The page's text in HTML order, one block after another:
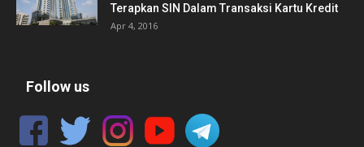
Terapkan SIN Dalam Transaksi Kartu Kredit
Apr 4, 2016
Follow us